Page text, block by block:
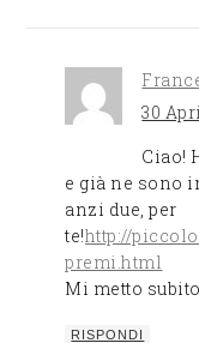
30
Ciao!
e già ne sono
anzi due, per
te!http://
premi.html
Mi metto
RISPONDI